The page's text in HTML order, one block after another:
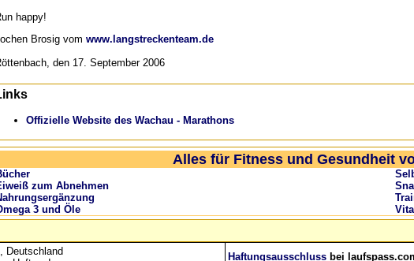
happy!
Brosig vom www.langstreckenteam.de
den 17. September 2006
Offizielle Website des Wachau - Marathons
Alles für Fitness und Gesundheit
zum Abnehmen
3 und Öle
Deutschland
Haftungsausschluss bei